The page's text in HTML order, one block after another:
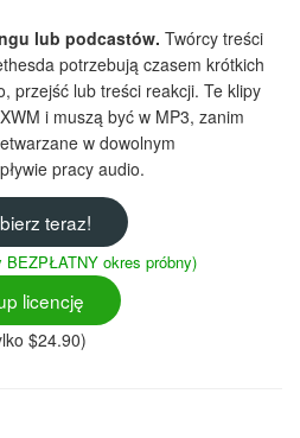
lub podcastów. Twórcy treści
potrzebują czasem krótkich
przejść lub treści reakcji. Te klipy
i muszą być w MP3, zanim
w dowolnym
pracy audio.
teraz!
BEZPŁATNY okres próbny)
licencję
$24.90)